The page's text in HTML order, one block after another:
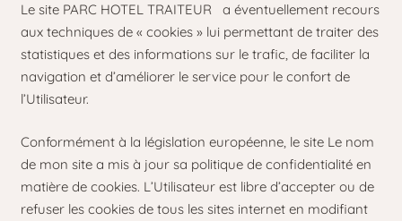
Le site PARC HOTEL TRAITEUR
a éventuellement recours
aux techniques de « cookies » lui permettant de traiter des
statistiques et des informations sur le trafic, de faciliter la
navigation et d’améliorer le service pour le confort de
l’Utilisateur.
Conformément à la législation européenne, le site Le nom
de mon site a mis à jour sa politique de confidentialité en
matière de cookies. L’Utilisateur est libre d’accepter ou de
refuser les cookies de tous les sites internet en modifiant